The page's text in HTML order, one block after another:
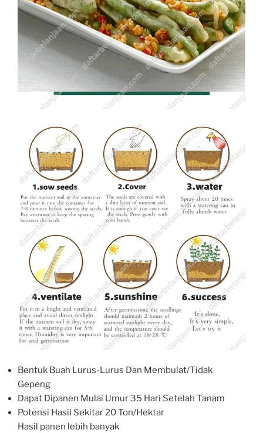
Bentuk Buah Lurus-Lurus Dan Membulat/Tidak
Gepeng
Dapat Dipanen Mulai Umur 35 Hari Setelah Tanam
Potensi Hasil Sekitar 20 Ton/Hektar
Hasil panen lebih banyak